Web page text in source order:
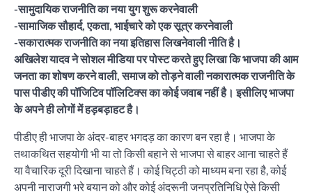
-सामुदायिक राजनीति का नया युग शुरू करनेवाली
-सामाजिक सौहार्द, एकता, भाईचारे को एक सूत्र करनेवाली
-सकारात्मक राजनीति का नया इतिहास लिखनेवाली नीति है।
अखिलेश यादव ने सोशल मीडिया पर पोस्ट करते हुए लिखा कि भाजपा की आम
जनता का शोषण करने वाली, समाज को तोड़ने वाली नकारात्मक राजनीति के
पास पीडीए की पॉजिटिव पॉलिटिक्स का कोई जवाब नहीं है। इसीलिए भाजपा
के अपने ही लोगों में हड़बड़ाहट है।
पीडीए ही भाजपा के अंदर-बाहर भगदड़ का कारण बन रहा है। भाजपा के
तथाकथित सहयोगी भी या तो किसी बहाने से भाजपा से बाहर आना चाहते हैं
या वैचारिक दूरी दिखाना चाहते हैं। कोई चिट्ठी को माध्यम बना रहा है, कोई
अपनी नाराजगी भरे बयान को और कोई अंदरूनी जनप्रतिनिधि ऐसे किसी